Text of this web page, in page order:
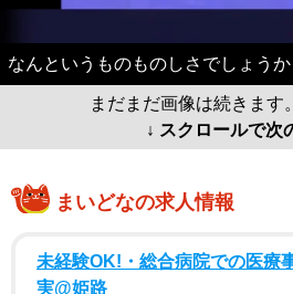
なんというものものしさでしょう
まだまだ画像は続きます
↓ スクロールで次
まいどなの求人情報
未経験OK!・総合病院での医療
実@姫路